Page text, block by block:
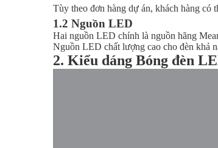
Tùy theo đơn hàng dự án, khách hàng
1.2 Nguồn LED
Hai nguồn LED chính là nguồn hãng
Nguồn LED chất lượng cao cho đèn khả
2. Kiểu dáng Bóng đèn